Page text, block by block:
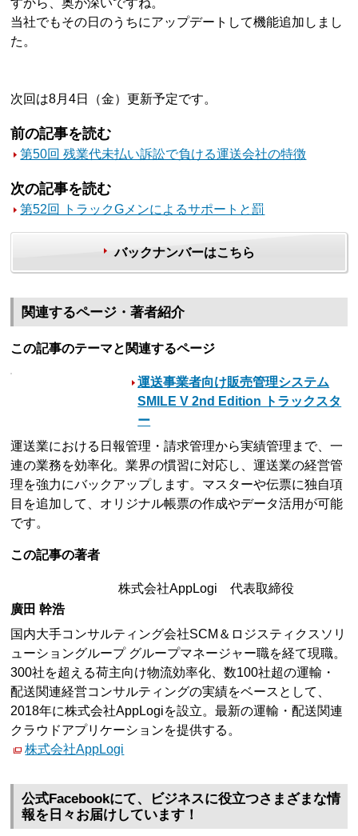
すから、奥が深いですね。
当社でもその日のうちにアップデートして機能追加しまし
た。
次回は8月4日（金）更新予定です。
前の記事を読む
第50回 残業代未払い訴訟で負ける運送会社の特徴
次の記事を読む
第52回 トラックGメンによるサポートと罰
バックナンバーはこちら
関連するページ・著者紹介
この記事のテーマと関連するページ
運送事業者向け販売管理システム
SMILE V 2nd Edition トラックスタ
ー
運送業における日報管理・請求管理から実績管理まで、一
連の業務を効率化。業界の慣習に対応し、運送業の経営管
理を強力にバックアップします。マスターや伝票に独自項
目を追加して、オリジナル帳票の作成やデータ活用が可能
です。
この記事の著者
株式会社AppLogi 代表取締役
廣田 幹浩
国内大手コンサルティング会社SCM＆ロジスティクスソリ
ューショングループ グループマネージャー職を経て現職。
300社を超える荷主向け物流効率化、数100社超の運輸・
配送関連経営コンサルティングの実績をベースとして、
2018年に株式会社AppLogiを設立。最新の運輸・配送関連
クラウドアプリケーションを提供する。
株式会社AppLogi
公式Facebookにて、ビジネスに役立つさまざまな情
報を日々お届けしています！